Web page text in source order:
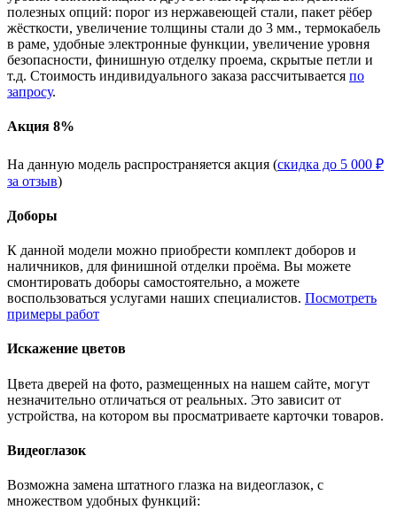
полезных опций: порог из нержавеющей стали, пакет рёбер
жёсткости, увеличение толщины стали до 3 мм., термокабель
в раме, удобные электронные функции, увеличение уровня
безопасности, финишную отделку проема, скрытые петли и
т.д. Стоимость индивидуального заказа рассчитывается по
запросу.
Акция 8%
На данную модель распространяется акция (скидка до 5 000 ₽
за отзыв)
Доборы
К данной модели можно приобрести комплект доборов и
наличников, для финишной отделки проёма. Вы можете
смонтировать доборы самостоятельно, а можете
воспользоваться услугами наших специалистов. Посмотреть
примеры работ
Искажение цветов
Цвета дверей на фото, размещенных на нашем сайте, могут
незначительно отличаться от реальных. Это зависит от
устройства, на котором вы просматриваете карточки товаров.
Видеоглазок
Возможна замена штатного глазка на видеоглазок, с
множеством удобных функций: